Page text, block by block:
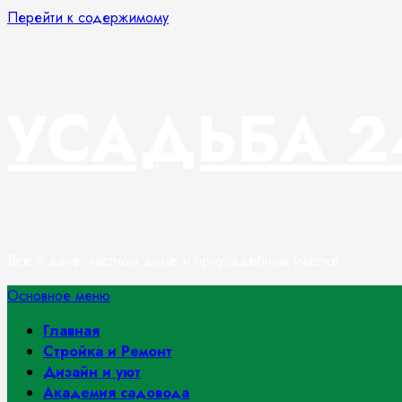
Перейти к содержимому
Основное меню
Главная
Стройка и Ремонт
Дизайн и уют
Академия садовода